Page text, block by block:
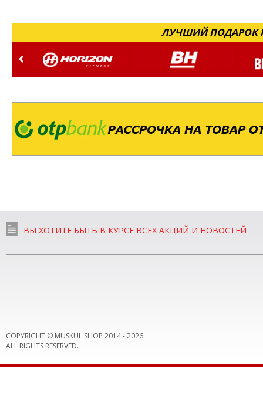
ЛУЧШИЙ ПОДАРОК
ВЫ ХОТИТЕ БЫТЬ В КУРСЕ ВСЕХ АКЦИЙ И НОВОСТЕЙ
COPYRIGHT © MUSKUL SHOP 2014 -2026
ALL RIGHTS RESERVED.